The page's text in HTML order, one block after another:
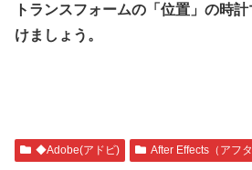
トランスフォームの「位置」の時
けましょう。
◆Adobe(アドビ) After Effects（アフ